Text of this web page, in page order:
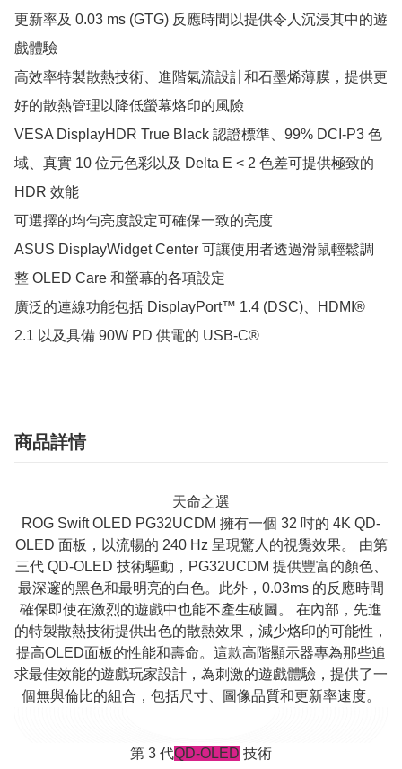
更新率及 0.03 ms (GTG) 反應時間以提供令人沉浸其中的遊
戲體驗
高效率特製散熱技術、進階氣流設計和石墨烯薄膜，提供更
好的散熱管理以降低螢幕烙印的風險
VESA DisplayHDR True Black 認證標準、99% DCI-P3 色
域、真實 10 位元色彩以及 Delta E < 2 色差可提供極致的
HDR 效能
可選擇的均勻亮度設定可確保一致的亮度
ASUS DisplayWidget Center 可讓使用者透過滑鼠輕鬆調
整 OLED Care 和螢幕的各項設定
廣泛的連線功能包括 DisplayPort™ 1.4 (DSC)、HDMI®
2.1 以及具備 90W PD 供電的 USB-C®
商品詳情
天命之選
ROG Swift OLED PG32UCDM 擁有一個 32 吋的 4K QD-
OLED 面板，以流暢的 240 Hz 呈現驚人的視覺效果。 由第
三代 QD-OLED 技術驅動，PG32UCDM 提供豐富的顏色、
最深邃的黑色和最明亮的白色。此外，0.03ms 的反應時間
確保即使在激烈的遊戲中也能不產生破圖。 在內部，先進
的特製散熱技術提供出色的散熱效果，減少烙印的可能性，
提高OLED面板的性能和壽命。這款高階顯示器專為那些追
求最佳效能的遊戲玩家設計，為刺激的遊戲體驗，提供了一
個無與倫比的組合，包括尺寸、圖像品質和更新率速度。
第 3 代QD-OLED 技術